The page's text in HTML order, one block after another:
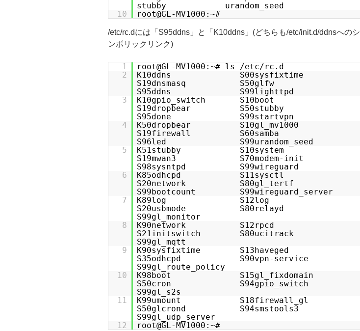
stubby urandom_seed
10
root@GL-MV1000:~#
/etc/rc.dには「S95ddns」と「K10ddns」(どちらも/etc/init.d/ddnsへのシ
ンボリックリンク)
1
root@GL-MV1000:~# ls /etc/rc.d
2
K10ddns S00sysfixtime
S19dnsmasq S50glfw
S95ddns S99lighttpd
3
K10gpio_switch S10boot
S19dropbear S50stubby
S95done S99startvpn
4
K50dropbear S10gl_mv1000
S19firewall S60samba
S96led S99urandom_seed
5
K51stubby S10system
S19mwan3 S70modem-init
S98sysntpd S99wireguard
6
K85odhcpd S11sysctl
S20network S80gl_tertf
S99bootcount S99wireguard_server
7
K89log S12log
S20usbmode S80relayd
S99gl_monitor
8
K90network S12rpcd
S21initswitch S80ucitrack
S99gl_mqtt
9
K90sysfixtime S13haveged
S35odhcpd S90vpn-service
S99gl_route_policy
10
K98boot S15gl_fixdomain
S50cron S94gpio_switch
S99gl_s2s
11
K99umount S18firewall_gl
S50glcrond S94smstools3
S99gl_udp_server
12
root@GL-MV1000:~#